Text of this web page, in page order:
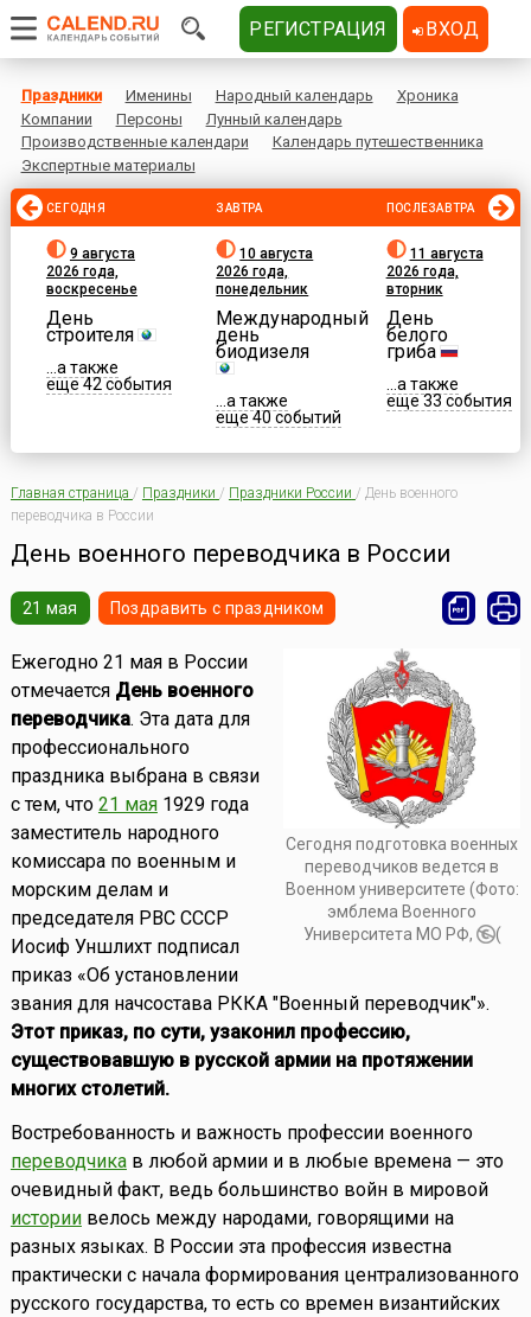
Праздники Именины Народный календарь
Хроника
Компании
Персоны
Лунный календарь
Производственные календари
Календарь путешественника
Экспертные материалы
СЕГОДНЯ
9 августа
2026 года,
воскресенье
День
строителя
...а также
еще 42 события
ЗАВТРА
10 августа
2026 года,
понедельник
Международный
день
биодизеля
...а также
еще 40 событий
ПОСЛЕЗАВТРА
11 августа
2026 года,
вторник
День
белого
гриба
...а также
еще 33 события
Главная страница / Праздники / Праздники России / День военного
переводчика в России
День военного переводчика в России
21 мая Поздравить с праздником
Сегодня подготовка военных
переводчиков ведется в
Военном университете (Фото:
эмблема Военного
Университета МО РФ,
(
Ежегодно 21 мая в России
отмечается День военного
переводчика. Эта дата для
профессионального
праздника выбрана в связи
с тем, что 21 мая1929 года
заместитель народного
комиссара по военным и
морским делам и
председателя РВС СССР
Иосиф Уншлихт подписал
приказ «Об установлении
звания для начсостава РККА "Военный переводчик"».
Этот приказ, по сути, узаконил профессию,
существовавшую в русской армии на протяжении
многих столетий.
Востребованность и важность профессии военного
переводчикав любой армии и в любые времена — это
очевидный факт, ведь большинство войн в мировой
историивелось между народами, говорящими на
разных языках. В России эта профессия известна
практически с начала формирования централизованного
русского государства, то есть со времен византийских
РЕГИСТРАЦИЯ ВХОД